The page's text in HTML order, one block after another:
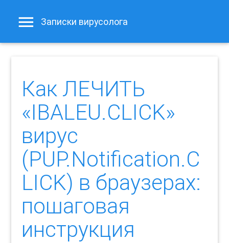
Записки вирусолога
Как ЛЕЧИТЬ
«IBALEU.CLICK»
вирус
(PUP.Notification.C
LICK) в браузерах:
пошаговая
инструкция